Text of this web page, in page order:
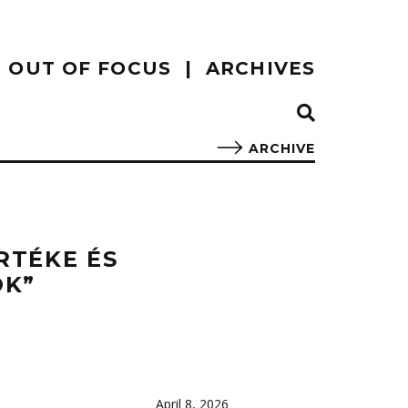
OUT OF FOCUS ARCHIVES
ARCHIVE
ÉS
April 8, 2026